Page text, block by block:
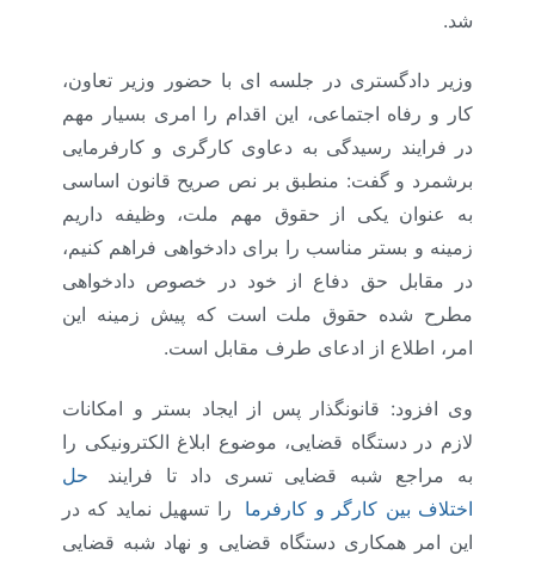
شد.
وزیر دادگستری در جلسه ای با حضور وزیر تعاون،
کار و رفاه اجتماعی، این اقدام را امری بسیار مهم
در فرایند رسیدگی به دعاوی کارگری و کارفرمایی
برشمرد و گفت: منطبق بر نص صریح قانون اساسی
به عنوان یکی از حقوق مهم ملت، وظیفه داریم
زمینه و بستر مناسب را برای دادخواهی فراهم کنیم،
در مقابل حق دفاع از خود در خصوص دادخواهی
مطرح شده حقوق ملت است که پیش زمینه این
امر، اطلاع از ادعای طرف مقابل است.
وی افزود: قانونگذار پس از ایجاد بستر و امکانات
لازم در دستگاه قضایی، موضوع ابلاغ الکترونیکی را
به مراجع شبه قضایی تسری داد تا فرایند
حل
اختلاف بین کارگر و کارفرما
را تسهیل نماید که در
این امر همکاری دستگاه قضایی و نهاد شبه قضایی